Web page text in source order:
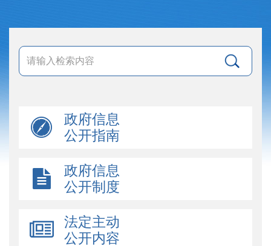
政府信息
公开指南
政府信息
公开制度
法定主动
公开内容